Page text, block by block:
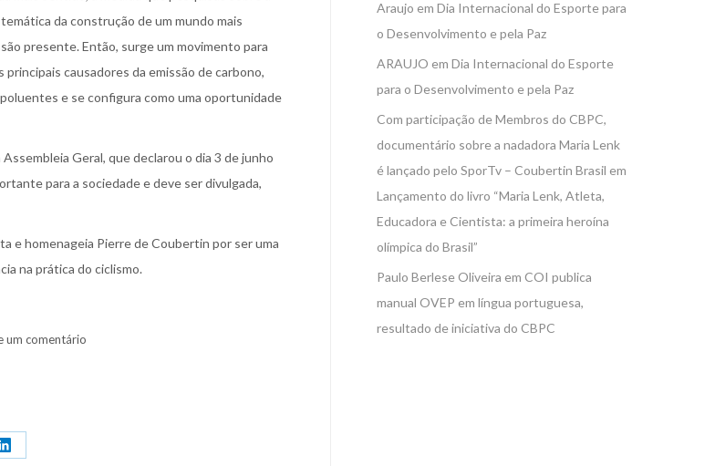
da construção de um mundo mais
presente. Então, surge um movimento para
causadores da emissão de carbono,
e se configura como uma oportunidade
Geral, que declarou o dia 3 de junho
para a sociedade e deve ser divulgada,
e homenageia Pierre de Coubertin por ser uma
na prática do ciclismo.
um comentário
Share
Araujo em Dia Internacional do Esporte para
o Desenvolvimento e pela Paz
ARAUJO em Dia Internacional do Esporte
para o Desenvolvimento e pela Paz
Com participação de Membros do CBPC,
documentário sobre a nadadora Maria Lenk
é lançado pelo SporTv – Coubertin Brasil em
Lançamento do livro “Maria Lenk, Atleta,
Educadora e Cientista: a primeira heroína
olímpica do Brasil”
Paulo Berlese Oliveira em COI publica
manual OVEP em língua portuguesa,
resultado de iniciativa do CBPC